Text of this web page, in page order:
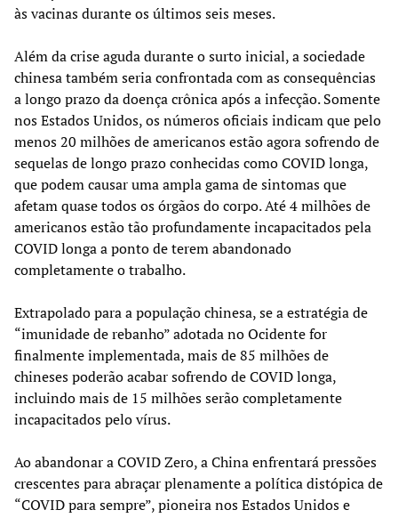
às vacinas durante os últimos seis meses.
Além da crise aguda durante o surto inicial, a sociedade
chinesa também seria confrontada com as consequências
a longo prazo da doença crônica após a infecção. Somente
nos Estados Unidos, os números oficiais indicam que pelo
menos 20 milhões de americanos estão agora sofrendo de
sequelas de longo prazo conhecidas como COVID longa,
que podem causar uma ampla gama de sintomas que
afetam quase todos os órgãos do corpo. Até 4 milhões de
americanos estão tão profundamente incapacitados pela
COVID longa a ponto de terem abandonado
completamente o trabalho.
Extrapolado para a população chinesa, se a estratégia de
“imunidade de rebanho” adotada no Ocidente for
finalmente implementada, mais de 85 milhões de
chineses poderão acabar sofrendo de COVID longa,
incluindo mais de 15 milhões serão completamente
incapacitados pelo vírus.
Ao abandonar a COVID Zero, a China enfrentará pressões
crescentes para abraçar plenamente a política distópica de
“COVID para sempre”, pioneira nos Estados Unidos e